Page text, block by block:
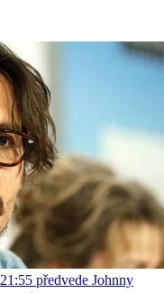
předvede Johnny